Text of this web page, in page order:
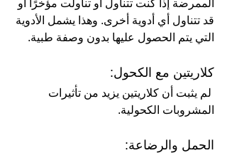
الممرضة إذا كنت تتناول أو تناولت مؤخرًا أو
قد تتناول أي أدوية أخرى. وهذا يشمل الأدوية
التي يتم الحصول عليها بدون وصفة طبية.
كلاريتين مع الكحول:
لم يثبت أن كلاريتين يزيد من تأثيرات
المشروبات الكحولية.
الحمل والرضاعة: